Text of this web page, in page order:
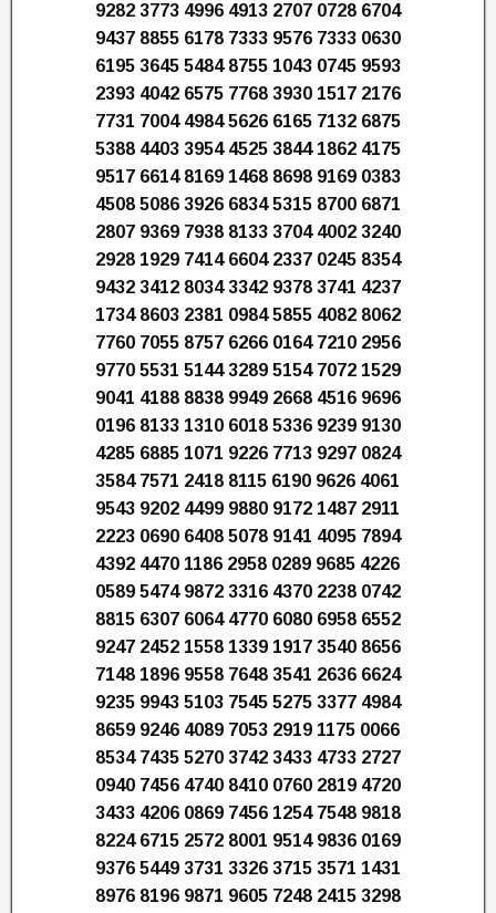
9282 3773 4996 4913 2707 0728 6704
9437 8855 6178 7333 9576 7333 0630
6195 3645 5484 8755 1043 0745 9593
2393 4042 6575 7768 3930 1517 2176
7731 7004 4984 5626 6165 7132 6875
5388 4403 3954 4525 3844 1862 4175
9517 6614 8169 1468 8698 9169 0383
4508 5086 3926 6834 5315 8700 6871
2807 9369 7938 8133 3704 4002 3240
2928 1929 7414 6604 2337 0245 8354
9432 3412 8034 3342 9378 3741 4237
1734 8603 2381 0984 5855 4082 8062
7760 7055 8757 6266 0164 7210 2956
9770 5531 5144 3289 5154 7072 1529
9041 4188 8838 9949 2668 4516 9696
0196 8133 1310 6018 5336 9239 9130
4285 6885 1071 9226 7713 9297 0824
3584 7571 2418 8115 6190 9626 4061
9543 9202 4499 9880 9172 1487 2911
2223 0690 6408 5078 9141 4095 7894
4392 4470 1186 2958 0289 9685 4226
0589 5474 9872 3316 4370 2238 0742
8815 6307 6064 4770 6080 6958 6552
9247 2452 1558 1339 1917 3540 8656
7148 1896 9558 7648 3541 2636 6624
9235 9943 5103 7545 5275 3377 4984
8659 9246 4089 7053 2919 1175 0066
8534 7435 5270 3742 3433 4733 2727
0940 7456 4740 8410 0760 2819 4720
3433 4206 0869 7456 1254 7548 9818
8224 6715 2572 8001 9514 9836 0169
9376 5449 3731 3326 3715 3571 1431
8976 8196 9871 9605 7248 2415 3298